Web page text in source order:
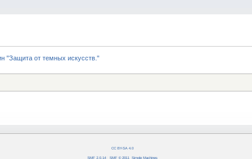
"Защита от темных искусств."
CC BY-SA 4.0
SMF 2.0.14 SMF © 2011 Simple Machines